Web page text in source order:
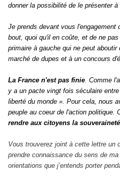
donner la possibilité de le présenter
Je prends devant vous l'engagement
bout, quoi qu'il en coûte, et de ne
primaire à gauche qui ne peut
marché de dupes et à un concours d'é
La France n'est pas finie. Comme
y a un pacte vingt fois séculaire
liberté du monde ». Pour cela, nous
peuple au coeur de l'action politique.
rendre aux citoyens la
Vous trouverez joint à cette lettre un
prendre connaissance du sens de
orientations que j’entends porter